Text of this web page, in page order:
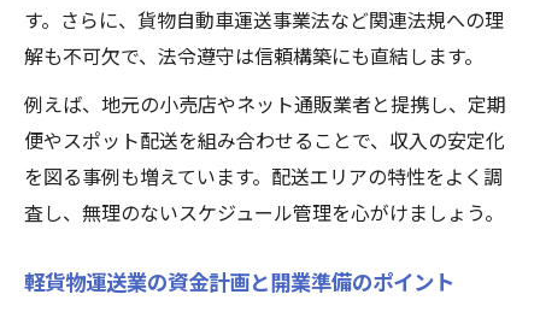
軽貨物運送のビジョンとミッションの描き
方
軽貨物経営方針でリスク管理を徹底する方
法
軽貨物の経営判断基準を明確にする考え方
失敗しない軽貨物開業のポイント解説
軽貨物開業時に知っておきたい法改正情報
す。さらに、貨物自動車運送事業法など関連法規への理
解も不可欠で、法令遵守は信頼構築にも直結します。
例えば、地元の小売店やネット通販業者と提携し、定期
便やスポット配送を組み合わせることで、収入の安定化
を図る事例も増えています。配送エリアの特性をよく調
査し、無理のないスケジュール管理を心がけましょう。
軽貨物運送業の資金計画と開業準備のポイント